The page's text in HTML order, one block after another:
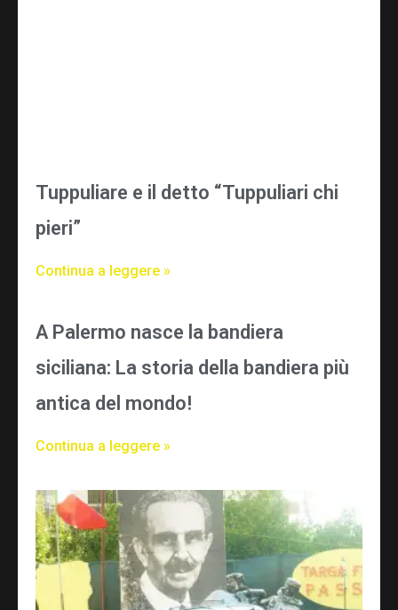
Tuppuliare e il detto “Tuppuliari chi
pieri”
Continua a leggere »
A Palermo nasce la bandiera
siciliana: La storia della bandiera più
antica del mondo!
Continua a leggere »